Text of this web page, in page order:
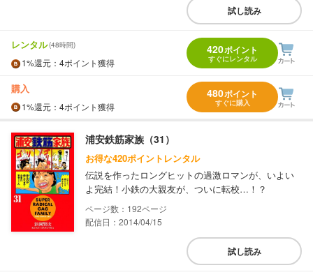
試し読み
レンタル(48時間)
1%還元 ：4ポイント獲得
420ポイント
すぐにレンタル
購入
1%還元 ：4ポイント獲得
480ポイント
すぐに購入
浦安鉄筋家族（31）
お得な420ポイントレンタル
伝説を作ったロングヒットの過激ロマンが、いよい
よ完結！小鉄の大親友が、ついに転校…！？
192
配信日：2014/04/15
試し読み